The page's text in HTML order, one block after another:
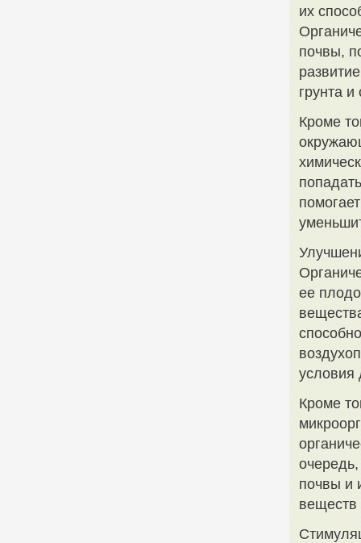
их
почвы,
грунта
Кроме
ее
условия
Кроме
почвы и
веществ